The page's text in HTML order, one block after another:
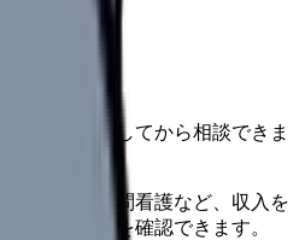
する
へ
、先に整理してから相談できま
ニック、訪問看護など、収入を
げる選択肢を確認できます。